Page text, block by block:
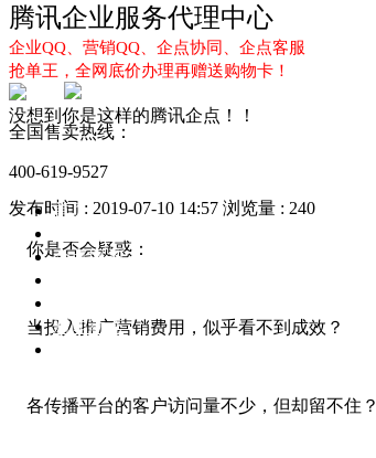
腾讯企业服务代理中心
企业QQ、营销QQ、企点协同、企点客服
抢单王，全网底价办理再赠送购物卡！
全国售卖热线：
400-619-9527
首页
企点服务
新闻动态
没想到你是这样的腾讯企点！！
发布时间 : 2019-07-10 14:57 浏览量 : 240
你是否会疑惑：
当投入推广营销费用，似乎看不到成效？
各传播平台的客户访问量不少，但却留不住？